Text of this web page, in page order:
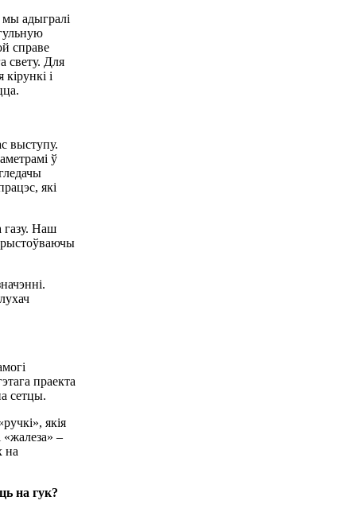
адыгралі
справе
свету. Для
і
выступу.
ў
які
газу. Наш
праекта
сетцы.
якія
–
на
на гук?